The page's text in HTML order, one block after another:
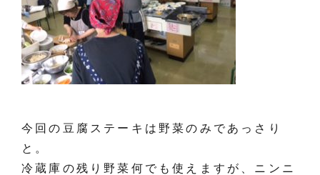
今回の豆腐ステーキは野菜のみであっさり
と。
冷蔵庫の残り野菜何でも使えますが、ニンニ